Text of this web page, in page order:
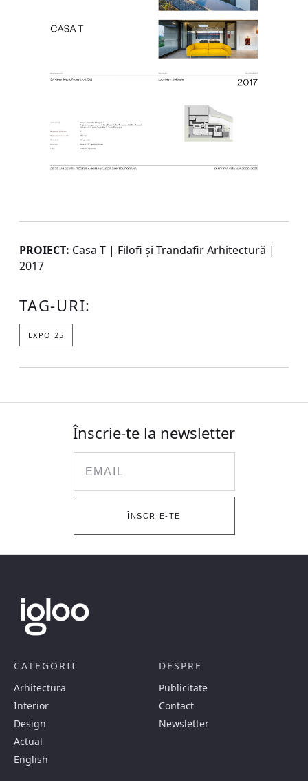
PROIECT: Casa T | Filofi și Trandafir Arhitectură |
2017
TAG-URI:
EXPO 25
Înscrie-te la newsletter
ÎNSCRIE-TE
CATEGORII
Arhitectura
Interior
Design
Actual
English
DESPRE
Publicitate
Contact
Newsletter